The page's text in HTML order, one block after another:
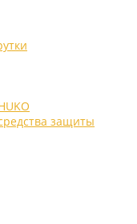
защиты